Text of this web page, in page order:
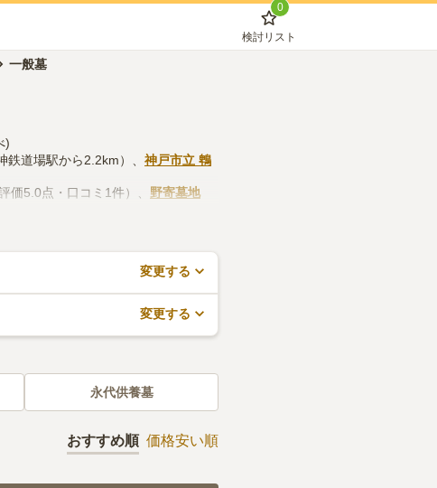
0
検討リスト
一般墓
)
鉄道場駅から2.2km）、 神戸市立 鵯
評価5.0点・口コミ1件）、 野寄墓地
設や管理事務所などの設備や管理体
変更する
変更する
永代供養墓
おすすめ順 価格安い順